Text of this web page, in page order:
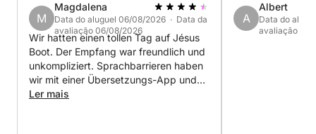
M
Magdalena
Data do aluguel 06/08/2026 · Data da
avaliação 06/08/2026
Wir hatten einen tollen Tag auf Jésus
Boot. Der Empfang war freundlich und
unkompliziert. Sprachbarrieren haben
wir mit einer Übersetzungs-App und
ein wenig Humor gut überwunden. Das
Ler mais
A
Albert
Data do
avaliação 01/